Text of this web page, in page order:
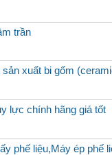
trần
xuất bi gốm
lực chính hãng giá tốt
phế liệu,Máy ép phế